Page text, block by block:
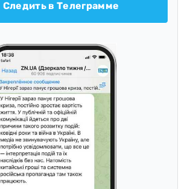
Следить в Телеграмме